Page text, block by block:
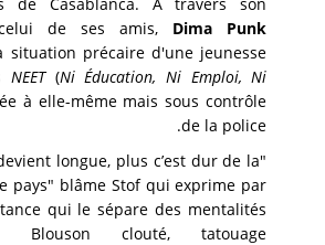
de ses amis, Dima Punk
situation précaire d'une jeunesse
NEET(Ni Éducation, Ni Emploi, Ni
à elle-même mais sous contrôle
de la police.
longue, plus c’est dur de la
pays" blâme Stof qui exprime par
qui le sépare des mentalités
Blouson clouté, tatouage